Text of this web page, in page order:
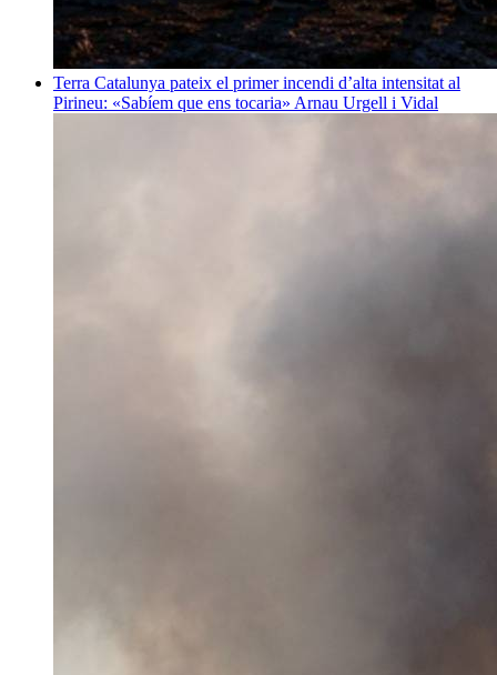
Terra Catalunya pateix el primer incendi d’alta intensitat al
Pirineu: «Sabíem que ens tocaria» Arnau Urgell i Vidal